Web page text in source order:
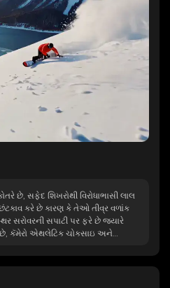
છે, સફેદ શિખરોથી વિરોધાભાસી લાલ
કરે છે કારણ કે તેઓ તીવ્ર વળાંક
સરોવરની સપાટી પર ફરે છે જ્યારે
છે, કૅમેરો એથલેટિક ચોકસાઇ અને